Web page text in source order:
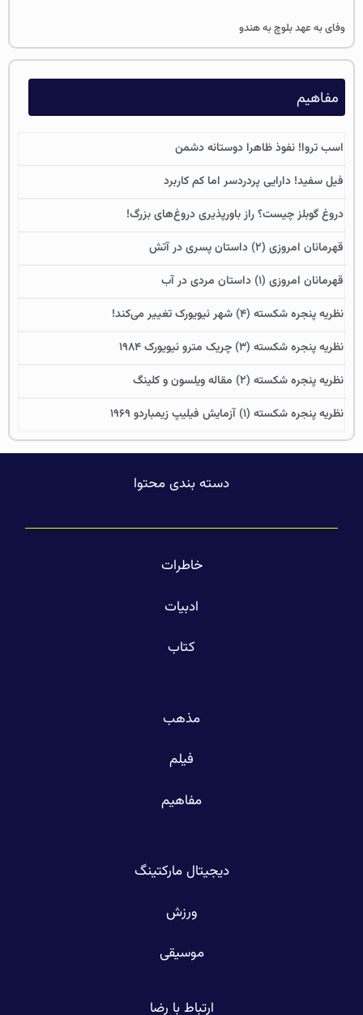
وفای به عهد بلوچ به هندو
مفاهیم
اسب تروا! نفوذ ظاهرا دوستانه دشمن
فیل سفید! دارایی پردردسر اما کم کاربرد
دروغ گوبلز چیست؟ راز باورپذیری دروغ‌های بزرگ!
قهرمانان امروزی (۲) داستان پسری در آتش
قهرمانان امروزی (۱) داستان مردی در آب
نظریه پنجره شکسته (۴) شهر نیویورک تغییر می‌کند!
نظریه پنجره شکسته (۳) چریک مترو نیویورک ۱۹۸۴
نظریه پنجره شکسته (۲) مقاله ویلسون و کلینگ
نظریه پنجره شکسته (۱) آزمایش فیلیپ زیمباردو ۱۹۶۹
دسته بندی محتوا
خاطرات
ادبیات
کتاب
مذهب
فیلم
مفاهیم
دیجیتال مارکتینگ
ورزش
موسیقی
ارتباط با رضا